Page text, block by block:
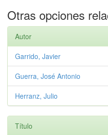
Otras opciones
Autor
Garrido, Javier
Guerra, José Antonio
Herranz, Julio
Título